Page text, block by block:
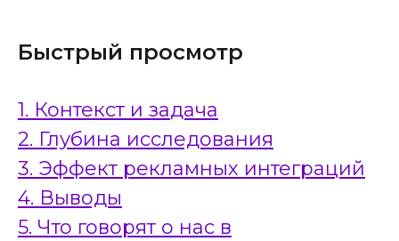
Быстрый просмотр
1. Контекст и задача
2. Глубина исследования
3. Эффект рекламных интеграций
4. Выводы
5. Что говорят о нас в